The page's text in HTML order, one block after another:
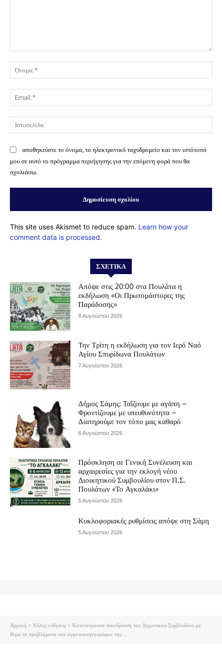
αποθηκεύστε το όνομα, το ηλεκτρονικό ταχυδρομείο και τον ιστότοπό
μου σε αυτό το πρόγραμμα περιήγησης για την επόμενη φορά που θα
σχολιάσω.
This site uses Akismet to reduce spam. Learn how your
comment data is processed.
ΣΧΕΤΙΚΆ
Απόψε στις 20:00 στα Πουλάτα η
εκδήλωση «Οι Πρωτομάστορες της
Παράδοσης»
8 Αυγούστου 2026
Την Τρίτη η εκδήλωση για τον Ιερό Ναό
Αγίου Σπυρίδωνα Πουλάτων
7 Αυγούστου 2026
Δήμος Σάμης: Ταΐζουμε με αγάπη –
Φροντίζουμε με υπευθυνότητα –
Διατηρούμε τον τόπο μας καθαρό
6 Αυγούστου 2026
Πρόσκληση σε Γενική Συνέλευση και
αρχαιρεσίες για την εκλογή νέου
Διοικητικού Συμβουλίου στον Π.Σ.
Πουλάτων «Το Αγκαλάκι»
5 Αυγούστου 2026
Κυκλοφοριακές ρυθμίσεις απόψε στη Σάμη
5 Αυγούστου 2026